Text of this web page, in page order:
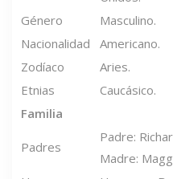
Género
Masculino.
Nacionalidad
Americano.
Zodíaco
Aries.
Etnias
Caucásico.
Familia
Padres
Padre:
Madre: